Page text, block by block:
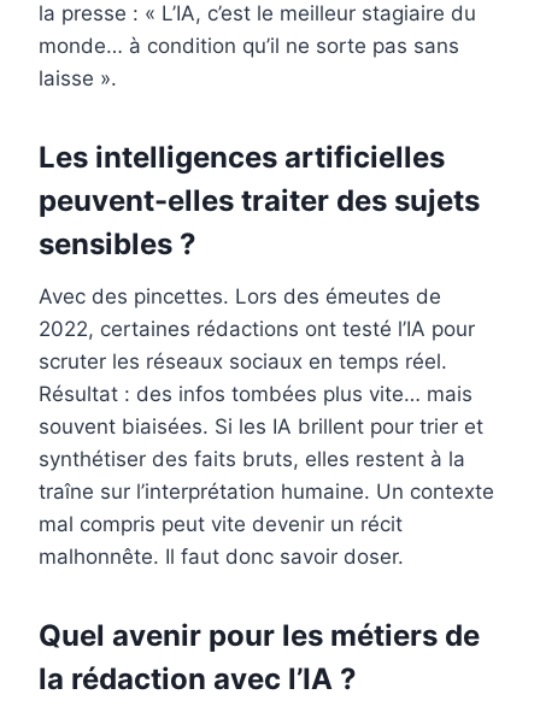
la presse : « L’IA, c’est le meilleur stagiaire du
monde… à condition qu’il ne sorte pas sans
laisse ».
Les intelligences artificielles
peuvent-elles traiter des sujets
sensibles ?
Avec des pincettes. Lors des émeutes de
2022, certaines rédactions ont testé l’IA pour
scruter les réseaux sociaux en temps réel.
Résultat : des infos tombées plus vite… mais
souvent biaisées. Si les IA brillent pour trier et
synthétiser des faits bruts, elles restent à la
traîne sur l’interprétation humaine. Un contexte
mal compris peut vite devenir un récit
malhonnête. Il faut donc savoir doser.
Quel avenir pour les métiers de
la rédaction avec l’IA ?